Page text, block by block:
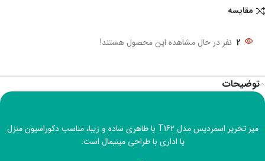
مقایسه
2 نفر در حال مشاهده این محصول هستند!
توضیحات
میز تحریر اسمردیس مدل T162 با ظاهری ساده و زیبا، مناسب دکوراسیون منزل
یا اداری با طراحی مینیمال است.